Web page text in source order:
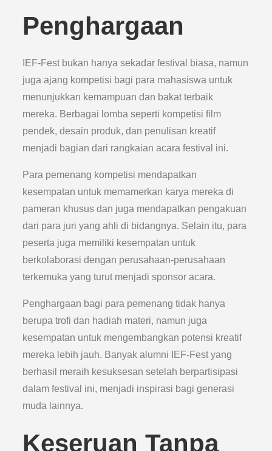
Penghargaan
IEF-Fest bukan hanya sekadar festival biasa, namun
juga ajang kompetisi bagi para mahasiswa untuk
menunjukkan kemampuan dan bakat terbaik
mereka. Berbagai lomba seperti kompetisi film
pendek, desain produk, dan penulisan kreatif
menjadi bagian dari rangkaian acara festival ini.
Para pemenang kompetisi mendapatkan
kesempatan untuk memamerkan karya mereka di
pameran khusus dan juga mendapatkan pengakuan
dari para juri yang ahli di bidangnya. Selain itu, para
peserta juga memiliki kesempatan untuk
berkolaborasi dengan perusahaan-perusahaan
terkemuka yang turut menjadi sponsor acara.
Penghargaan bagi para pemenang tidak hanya
berupa trofi dan hadiah materi, namun juga
kesempatan untuk mengembangkan potensi kreatif
mereka lebih jauh. Banyak alumni IEF-Fest yang
berhasil meraih kesuksesan setelah berpartisipasi
dalam festival ini, menjadi inspirasi bagi generasi
muda lainnya.
Keseruan Tanpa